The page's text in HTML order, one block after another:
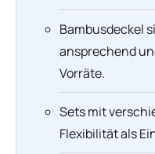
Bambusdeckel
ansprechend
Vorräte.
Sets mit
Flexibilität als